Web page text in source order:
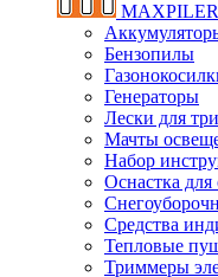
MAXPILER
Бензопилы
Генераторы
Лески для
Мачты
Набор
Оснастка для
Средства
Тепловые
Триммеры